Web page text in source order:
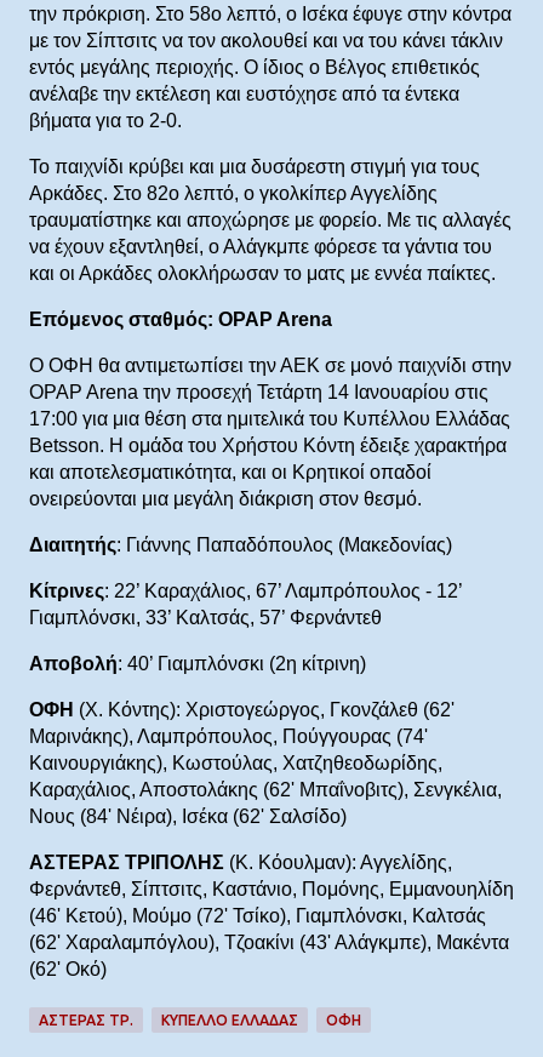
την πρόκριση. Στο 58ο λεπτό, ο Ισέκα έφυγε στην κόντρα
με τον Σίπτσιτς να τον ακολουθεί και να του κάνει τάκλιν
εντός μεγάλης περιοχής. Ο ίδιος ο Βέλγος επιθετικός
ανέλαβε την εκτέλεση και ευστόχησε από τα έντεκα
βήματα για το 2-0.
Το παιχνίδι κρύβει και μια δυσάρεστη στιγμή για τους
Αρκάδες. Στο 82ο λεπτό, ο γκολκίπερ Αγγελίδης
τραυματίστηκε και αποχώρησε με φορείο. Με τις αλλαγές
να έχουν εξαντληθεί, ο Αλάγκμπε φόρεσε τα γάντια του
και οι Αρκάδες ολοκλήρωσαν το ματς με εννέα παίκτες.
Επόμενος σταθμός: OPAP Arena
Ο ΟΦΗ θα αντιμετωπίσει την ΑΕΚ σε μονό παιχνίδι στην
OPAP Arena την προσεχή Τετάρτη 14 Ιανουαρίου στις
17:00 για μια θέση στα ημιτελικά του Κυπέλλου Ελλάδας
Betsson. Η ομάδα του Χρήστου Κόντη έδειξε χαρακτήρα
και αποτελεσματικότητα, και οι Κρητικοί οπαδοί
ονειρεύονται μια μεγάλη διάκριση στον θεσμό.
Διαιτητής: Γιάννης Παπαδόπουλος (Μακεδονίας)
Κίτρινες: 22’ Καραχάλιος, 67’ Λαμπρόπουλος - 12’
Γιαμπλόνσκι, 33’ Καλτσάς, 57’ Φερνάντεθ
Αποβολή: 40’ Γιαμπλόνσκι (2η κίτρινη)
ΟΦΗ (Χ. Κόντης): Χριστογεώργος, Γκονζάλεθ (62'
Μαρινάκης), Λαμπρόπουλος, Πούγγουρας (74'
Καινουργιάκης), Κωστούλας, Χατζηθεοδωρίδης,
Καραχάλιος, Αποστολάκης (62' Μπαΐνοβιτς), Σενγκέλια,
Νους (84' Νέιρα), Ισέκα (62' Σαλσίδο)
ΑΣΤΕΡΑΣ ΤΡΙΠΟΛΗΣ (Κ. Κόουλμαν): Αγγελίδης,
Φερνάντεθ, Σίπτσιτς, Καστάνιο, Πομόνης, Εμμανουηλίδη
(46' Κετού), Μούμο (72' Τσίκο), Γιαμπλόνσκι, Καλτσάς
(62' Χαραλαμπόγλου), Tζοακίνι (43' Αλάγκμπε), Μακέντα
(62' Οκό)
ΑΣΤΕΡΑΣ ΤΡ. ΚΥΠΕΛΛΟ ΕΛΛΑΔΑΣ ΟΦΗ